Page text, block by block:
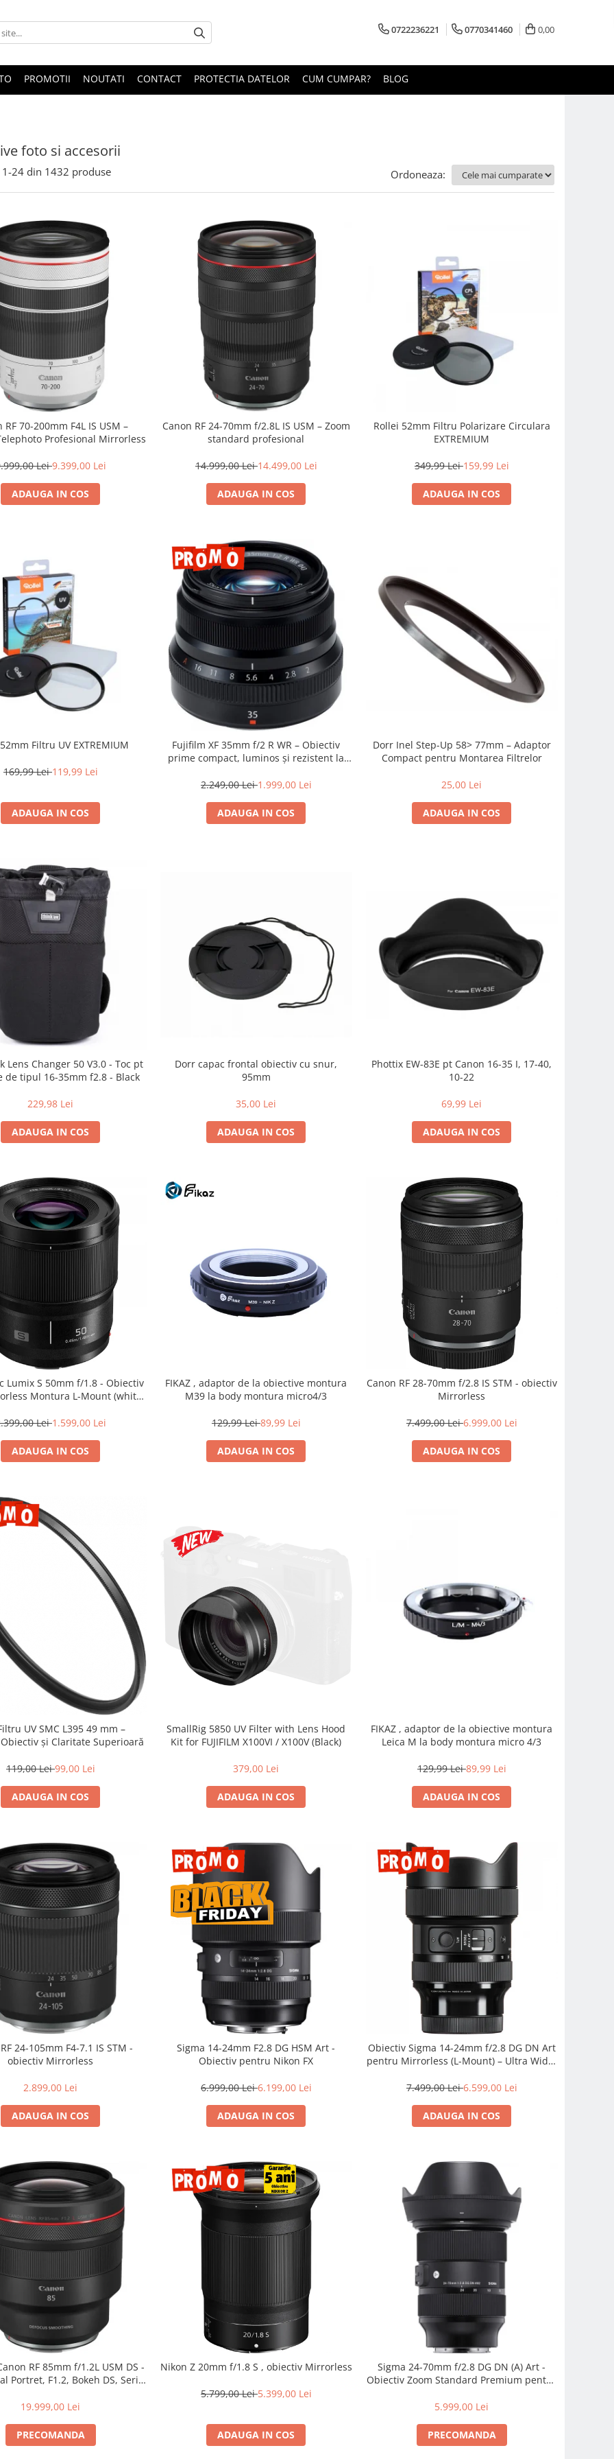
0722236221 0770341460 0,00
PROMOTII NOUTATI CONTACT PROTECTIA DATELOR CUM CUMPAR? BLOG
foto si accesorii
1-24 din 1432 produse Ordoneaza:
RF 70-200mm F4L IS USM –
Profesional Mirrorless
Lei9.399,00 Lei
ADAUGA IN COS
Canon RF 24-70mm f/2.8L IS USM – Zoom
standard profesional
14.999,00 Lei14.499,00 Lei
ADAUGA IN COS
Rollei 52mm Filtru Polarizare Circulara
EXTREMIUM
349,99 Lei159,99 Lei
ADAUGA IN COS
Filtru UV EXTREMIUM
169,99 Lei119,99 Lei
ADAUGA IN COS
Fujifilm XF 35mm f/2 R WR – Obiectiv
prime compact, luminos și rezistent la
2.249,00 Lei1.999,00 Lei
ADAUGA IN COS
Dorr Inel Step-Up 58> 77mm – Adaptor
Compact pentru Montarea Filtrelor
25,00 Lei
ADAUGA IN COS
Lens Changer 50 V3.0 - Toc pt
de tipul 16-35mm f2.8 - Black
229,98 Lei
ADAUGA IN COS
Dorr capac frontal obiectiv cu snur,
95mm
35,00 Lei
ADAUGA IN COS
Phottix EW-83E pt Canon 16-35 I, 17-40,
10-22
69,99 Lei
ADAUGA IN COS
Lumix S 50mm f/1.8 - Obiectiv
Montura L-Mount (white
Lei1.599,00 Lei
ADAUGA IN COS
FIKAZ , adaptor de la obiective montura
M39 la body montura micro4/3
129,99 Lei89,99 Lei
ADAUGA IN COS
Canon RF 28-70mm f/2.8 IS STM - obiectiv
Mirrorless
7.499,00 Lei6.999,00 Lei
ADAUGA IN COS
UV SMC L395 49 mm –
și Claritate Superioară
119,00 Lei99,00 Lei
ADAUGA IN COS
SmallRig 5850 UV Filter with Lens Hood
Kit for FUJIFILM X100VI / X100V (Black)
379,00 Lei
ADAUGA IN COS
FIKAZ , adaptor de la obiective montura
Leica M la body montura micro 4/3
129,99 Lei89,99 Lei
ADAUGA IN COS
24-105mm F4-7.1 IS STM -
obiectiv Mirrorless
2.899,00 Lei
ADAUGA IN COS
Sigma 14-24mm F2.8 DG HSM Art -
Obiectiv pentru Nikon FX
6.999,00 Lei6.199,00 Lei
ADAUGA IN COS
Obiectiv Sigma 14-24mm f/2.8 DG DN Art
pentru Mirrorless (L-Mount) – Ultra Wide,
7.499,00 Lei6.599,00 Lei
ADAUGA IN COS
RF 85mm f/1.2L USM DS -
Portret, F1.2, Bokeh DS, Seria
19.999,00 Lei
PRECOMANDA
Nikon Z 20mm f/1.8 S , obiectiv Mirrorless
5.799,00 Lei5.399,00 Lei
ADAUGA IN COS
Sigma 24-70mm f/2.8 DG DN (A) Art -
Obiectiv Zoom Standard Premium pentru
5.999,00 Lei
PRECOMANDA